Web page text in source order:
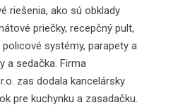
riešenia, ako sú obklady
priečky, recepčný pult,
policové systémy, parapety a
a sedačka. Firma
zas dodala kancelársky
pre kuchynku a zasadačku.